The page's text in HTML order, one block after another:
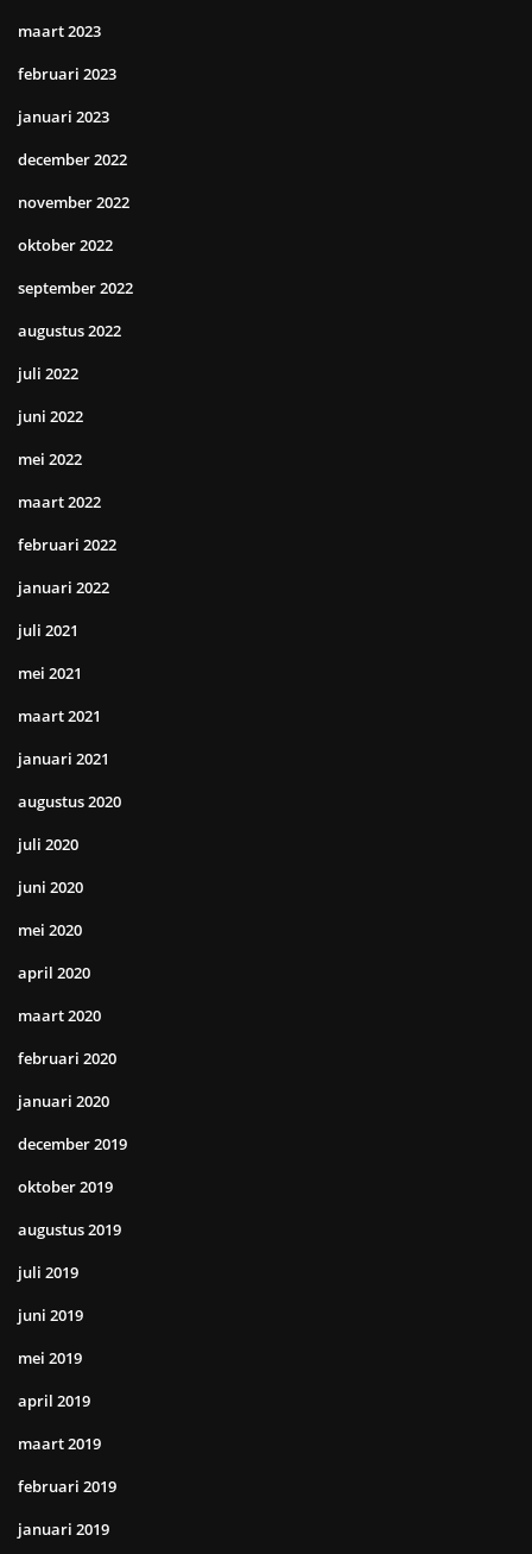
maart 2023
februari 2023
januari 2023
december 2022
november 2022
oktober 2022
september 2022
augustus 2022
juli 2022
juni 2022
mei 2022
maart 2022
februari 2022
januari 2022
juli 2021
mei 2021
maart 2021
januari 2021
augustus 2020
juli 2020
juni 2020
mei 2020
april 2020
maart 2020
februari 2020
januari 2020
december 2019
oktober 2019
augustus 2019
juli 2019
juni 2019
mei 2019
april 2019
maart 2019
februari 2019
januari 2019